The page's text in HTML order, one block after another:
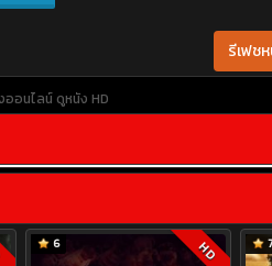
รีเฟช
ออนไลน์ ดูหนัง HD
6 HD 7